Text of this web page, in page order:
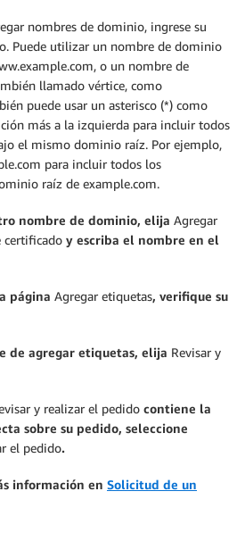
nombres de dominio, ingrese su
Puede utilizar un nombre de dominio
o un nombre de
llamado vértice, como
puede usar un asterisco (*) como
más a la izquierda para incluir todos
el mismo dominio raíz. Por ejemplo,
para incluir todos los
raíz de example.com.
nombre de dominio, elija Agregar
certificado y escriba el nombre en el
página Agregar etiquetas, verifique su
de agregar etiquetas, elija Revisar y
y realizar el pedido contiene la
sobre su pedido, seleccione
el pedido.
información en Solicitud de un